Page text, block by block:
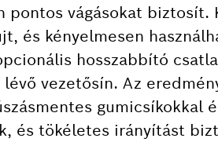
pontos vágásokat
és kényelmesen
hosszabbító
lévő vezetősín. Az
gumicsíkokkal
és tökéletes irányítást